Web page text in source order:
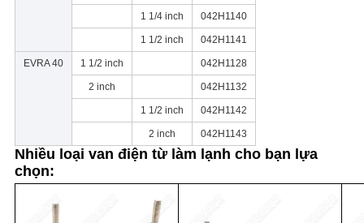
1 1/4 inch 042H1140
1 1/2 inch 042H1141
EVRA 40 1 1/2 inch 042H1128
2 inch 042H1132
1 1/2 inch 042H1142
2 inch 042H1143
Nhiều loại van điện từ làm lạnh cho bạn lựa
chọn: